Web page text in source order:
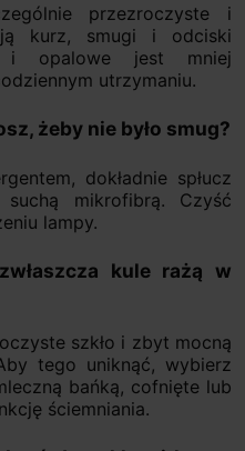
przezroczyste i
kurz, smugi i odciski
i opalowe jest mniej
utrzymaniu.
żeby nie było smug?
dokładnie spłucz
mikrofibrą. Czyść
lampy.
kule rażą w
szkło i zbyt mocną
tego uniknąć, wybierz
bańką, cofnięte lub
ściemniania.